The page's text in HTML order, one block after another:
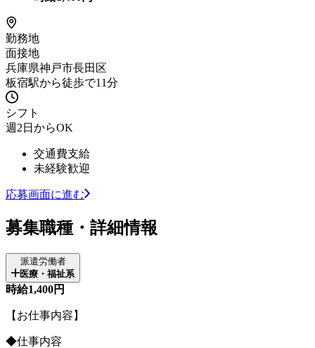
勤務地
面接地
兵庫県神戸市長田区
板宿駅から徒歩で11分
シフト
週2日からOK
交通費支給
未経験歓迎
応募画面に進む
募集職種・詳細情報
派遣労働者
医療・福祉系
時給1,400円
【お仕事内容】
◆仕事内容